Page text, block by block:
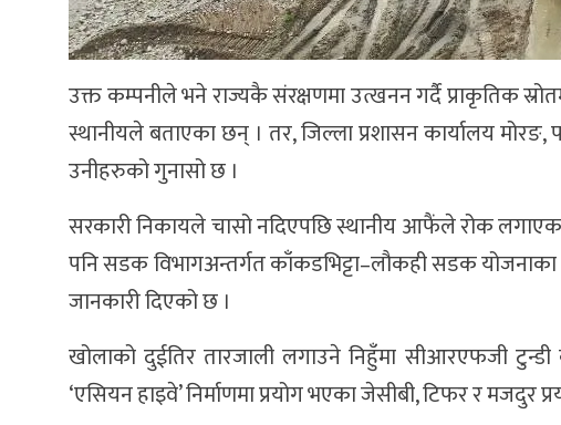
उक्त कम्पनीले भने राज्यकै संरक्षणमा उत्खनन गर्दै प्राकृतिक
स्थानीयले बताएका छन् । तर, जिल्ला प्रशासन कार्यालय
उनीहरुको गुनासो छ ।
सरकारी निकायले चासो नदिएपछि स्थानीय आफैंले रोक
पनि सडक विभागअन्तर्गत काँकडभिट्टा–लौकही सडक
जानकारी दिएको छ ।
खोलाको दुईतिर तारजाली लगाउने निहुँमा सीआरएफजी
‘एसियन हाइवे’ निर्माणमा प्रयोग भएका जेसीबी, टिफर र मजदुर